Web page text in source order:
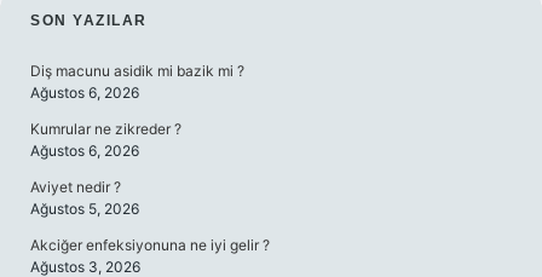
SIDEBAR
SON YAZILAR
Diş macunu asidik mi bazik mi ?
Ağustos 6, 2026
Kumrular ne zikreder ?
Ağustos 6, 2026
Aviyet nedir ?
Ağustos 5, 2026
Akciğer enfeksiyonuna ne iyi gelir ?
Ağustos 3, 2026